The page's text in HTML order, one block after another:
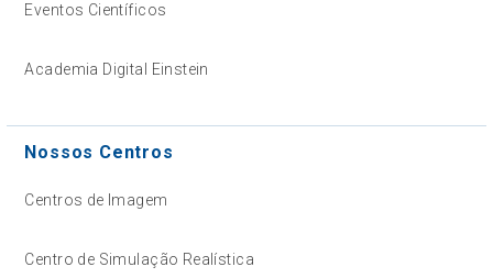
Eventos Científicos
Academia Digital Einstein
Nossos Centros
Centros de Imagem
Centro de Simulação Realística